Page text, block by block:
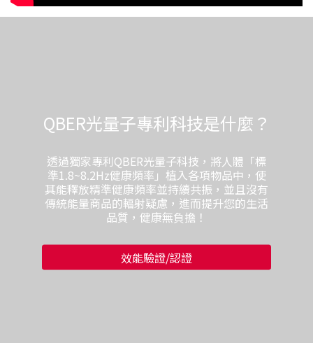
QBER光量子專利科技是什麼？
透過獨家專利QBER光量子科技，將人體「標
準1.8~8.2Hz健康頻率」植入各項物品中，使
其能釋放精準健康頻率並持續共振，並且沒有
傳統能量商品的輻射疑慮，進而提升您的生活
品質，健康無負擔！
效能驗證/認證